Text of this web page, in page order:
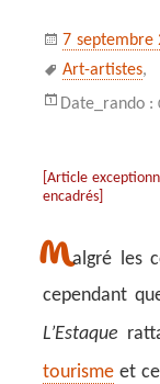
Publié
le
7 septembre
Mots-
clés
Art-artistes,
Date_rando :
[Article
encadrés]
Malgré les
cependant
L’Estaque
tourisme et